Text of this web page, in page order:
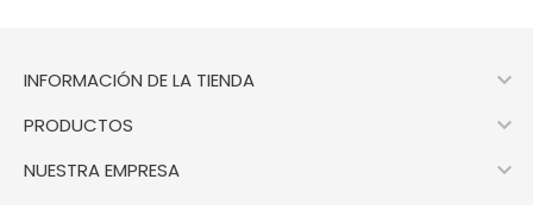
INFORMACIÓN DE LA TIENDA 
PRODUCTOS 
NUESTRA EMPRESA 